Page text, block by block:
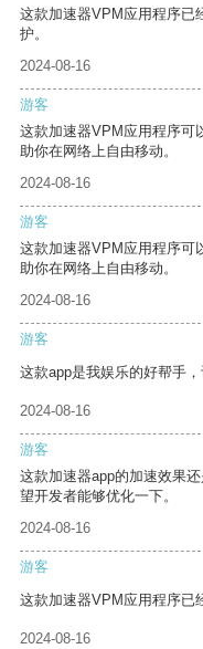
这款加速器VPM应用程序已
护。
2024-08-16
游客
这款加速器VPM应用程序可
助你在网络上自由移动。
2024-08-16
游客
这款加速器VPM应用程序可
助你在网络上自由移动。
2024-08-16
游客
这款app是我娱乐的好帮手
2024-08-16
游客
这款加速器app的加速效果
望开发者能够优化一下。
2024-08-16
游客
这款加速器VPM应用程序已
2024-08-16